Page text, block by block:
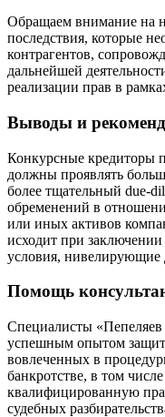
Обращаем внимание на
последствия, которые
контрагентов,
дальнейшей
реализации прав в
Выводы и
Конкурсные кредиторы
должны проявлять
более тщательный due-
обременений в
или иных активов
исходит при
условия, нивелирующие
Помощь
Специалисты
успешным опытом
вовлеченных в
банкротстве, в том
квалифицированную
судебных